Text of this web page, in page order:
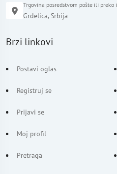
Trgovina posredstvom pošte ili preko
Grdelica, Srbija
Brzi linkovi
Postavi oglas
Registruj se
Prijavi se
Moj profil
Pretraga